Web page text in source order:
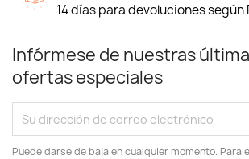
14 días para devoluciones según
Infórmese de nuestras
ofertas especiales
Puede darse de baja en cualquier momento. Para